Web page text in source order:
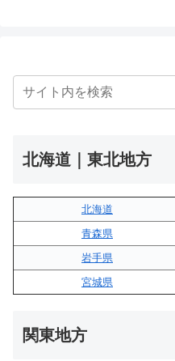
北海道｜東北地方
北海道
青森県
岩手県
宮城県
関東地方